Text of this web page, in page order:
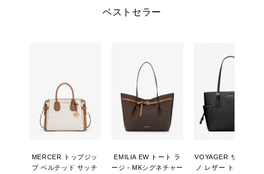
ベストセラー
MERCER トップジッ
プ ベルテッド サッチ
EMILIA EW トート ラ
ージ - MKシグネチャー
VOYAGER サフィア
ノ レザー トート ラー